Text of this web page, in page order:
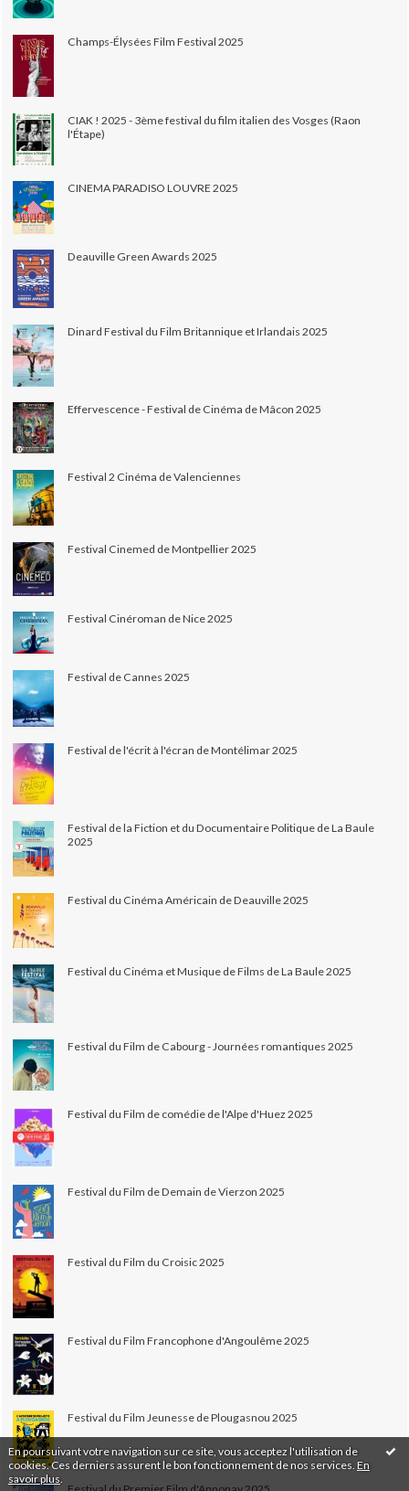
En poursuivant votre navigation sur ce site, vous acceptez l'utilisation de
cookies. Ces derniers assurent le bon fonctionnement de nos services. En
savoir plus
Champs-Élysées Film Festival 2025
CIAK ! 2025 - 3ème festival du film italien des Vosges (Raon
l'Étape)
CINEMA PARADISO LOUVRE 2025
Deauville Green Awards 2025
Dinard Festival du Film Britannique et Irlandais 2025
Effervescence - Festival de Cinéma de Mâcon 2025
Festival 2 Cinéma de Valenciennes
Festival Cinemed de Montpellier 2025
Festival Cinéroman de Nice 2025
Festival de Cannes 2025
Festival de l'écrit à l'écran de Montélimar 2025
Festival de la Fiction et du Documentaire Politique de La Baule
2025
Festival du Cinéma Américain de Deauville 2025
Festival du Cinéma et Musique de Films de La Baule 2025
Festival du Film de Cabourg - Journées romantiques 2025
Festival du Film de comédie de l'Alpe d'Huez 2025
Festival du Film de Demain de Vierzon 2025
Festival du Film du Croisic 2025
Festival du Film Francophone d'Angoulême 2025
Festival du Film Jeunesse de Plougasnou 2025